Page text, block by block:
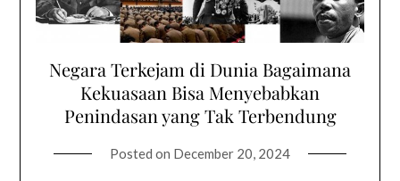
Negara Terkejam di Dunia Bagaimana
Kekuasaan Bisa Menyebabkan
Penindasan yang Tak Terbendung
Posted on December 20, 2024